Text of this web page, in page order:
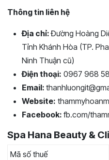
Thông tin liên hệ
Địa chỉ:Đường Hoàng
Tỉnh Khánh Hòa (TP.
Ninh Thuận cũ)
Điện thoại: 0967 968
Email:
Website:
Facebook: fb.com/
Spa Hana Beauty &
Mã số thuế